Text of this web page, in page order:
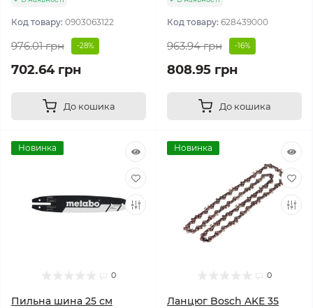
Код товару: 0903063122
976.01 грн -28%
702.64 грн
До кошика
Код товару: 628439000
963.94 грн -16%
808.95 грн
До кошика
Новинка
0
Пильна шина 25 см
Новинка
0
Ланцюг Bosch AKE 35